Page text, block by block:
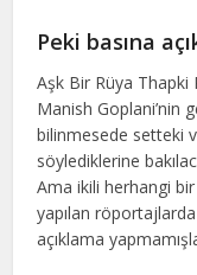
Peki basına
Aşk Bir Rüya Thapki
Manish Goplani’nin
bilinmesede setteki
söylediklerine
Ama ikili herhangi
yapılan
açıklama